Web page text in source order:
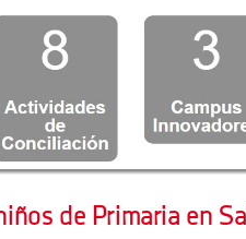
de Primaria en